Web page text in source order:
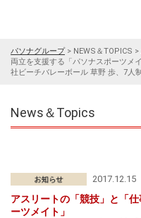
パソナグループ> NEWS＆TOPICS >
両立を支援する「パソナスポーツメ
社ビーチバレーボール 草野 歩、7人
News＆Topics
2017.12.15
アスリートの「競技」と「
ーツメイト」